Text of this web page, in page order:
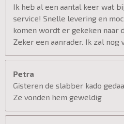
Ik heb al een aantal keer wat
service! Snelle levering en
komen wordt er gekeken naar
Zeker een aanrader. Ik zal nog
Petra
Gisteren de slabber kado
Ze vonden hem geweldig